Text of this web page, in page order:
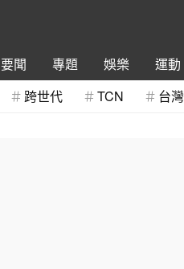
要聞 專題 娛樂 運動
跨世代 TCN 台